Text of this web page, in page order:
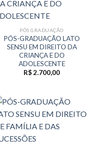
PÓS GRADUAÇÃO
PÓS-GRADUAÇÃO LATO
SENSU EM DIREITO DA
CRIANÇA E DO
ADOLESCENTE
R$2.700,00